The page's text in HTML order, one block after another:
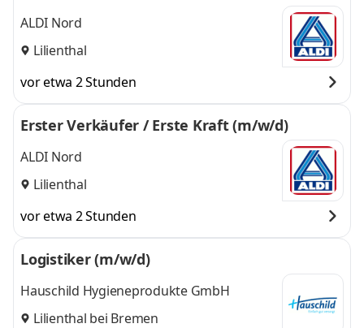
ALDI Nord
Lilienthal
vor etwa 2 Stunden
Erster Verkäufer / Erste Kraft (m/w/d)
ALDI Nord
Lilienthal
vor etwa 2 Stunden
Logistiker (m/w/d)
Hauschild Hygieneprodukte GmbH
Lilienthal bei Bremen